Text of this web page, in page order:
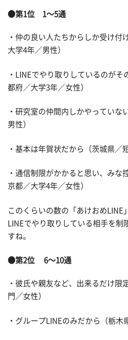
●第1位 1～5通
・仲の良い人たちからしか受け付
大学4年／男性）
・LINEでやり取りしているのが
都府／大学3年／女性）
・研究室の仲間内しかやっていな
男性）
・基本は年賀状だから（茨城県／
・通信制限がかかると思い、みな
京都／大学4年／女性）
このくらいの数の「あけおめLINE
LINEでやり取りしている相手を制
すね。
●第2位 6～10通
・彼氏や親友など、出来るだけ限
門／女性）
・グループLINEのみだから（栃木